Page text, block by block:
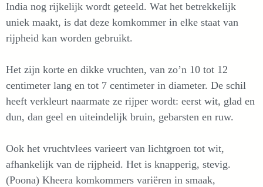
India nog rijkelijk wordt geteeld. Wat het betrekkelijk
uniek maakt, is dat deze komkommer in elke staat van
rijpheid kan worden gebruikt.
Het zijn korte en dikke vruchten, van zo’n 10 tot 12
centimeter lang en tot 7 centimeter in diameter. De schil
heeft verkleurt naarmate ze rijper wordt: eerst wit, glad en
dun, dan geel en uiteindelijk bruin, gebarsten en ruw.
Ook het vruchtvlees varieert van lichtgroen tot wit,
afhankelijk van de rijpheid. Het is knapperig, stevig.
(Poona) Kheera komkommers variëren in smaak,